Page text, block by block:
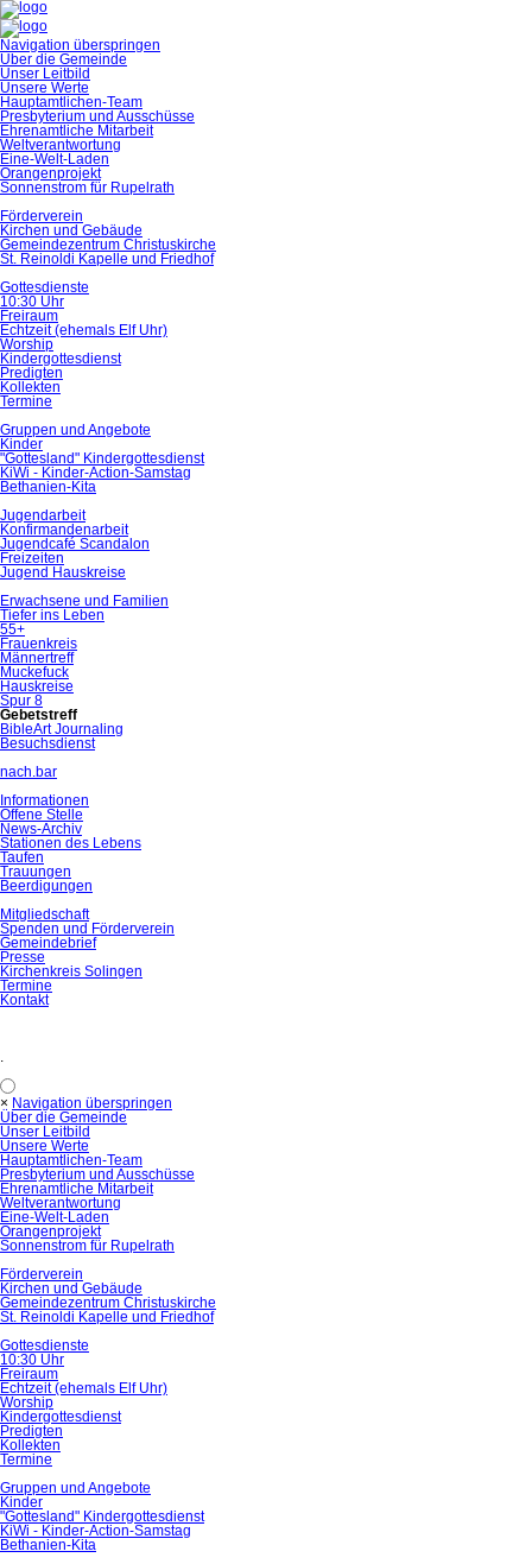
Navigation überspringen
Über die Gemeinde
Unser Leitbild
Unsere Werte
Hauptamtlichen-Team
Presbyterium und Ausschüsse
Ehrenamtliche Mitarbeit
Weltverantwortung
Eine-Welt-Laden
Orangenprojekt
Sonnenstrom für Rupelrath
Förderverein
Kirchen und Gebäude
Gemeindezentrum Christuskirche
St. Reinoldi Kapelle und Friedhof
Gottesdienste
10:30 Uhr
Freiraum
Echtzeit (ehemals Elf Uhr)
Worship
Kindergottesdienst
Predigten
Kollekten
Termine
Gruppen und Angebote
Kinder
"Gottesland" Kindergottesdienst
KiWi - Kinder-Action-Samstag
Bethanien-Kita
Jugendarbeit
Konfirmandenarbeit
Jugendcafé Scandalon
Freizeiten
Jugend Hauskreise
Erwachsene und Familien
Tiefer ins Leben
55+
Frauenkreis
Männertreff
Muckefuck
Hauskreise
Spur 8
Gebetstreff
BibleArt Journaling
Besuchsdienst
nach.bar
Informationen
Offene Stelle
News-Archiv
Stationen des Lebens
Taufen
Trauungen
Beerdigungen
Mitgliedschaft
Spenden und Förderverein
Gemeindebrief
Presse
Kirchenkreis Solingen
Termine
Kontakt
.
× Navigation überspringen
Über die Gemeinde
Unser Leitbild
Unsere Werte
Hauptamtlichen-Team
Presbyterium und Ausschüsse
Ehrenamtliche Mitarbeit
Weltverantwortung
Eine-Welt-Laden
Orangenprojekt
Sonnenstrom für Rupelrath
Förderverein
Kirchen und Gebäude
Gemeindezentrum Christuskirche
St. Reinoldi Kapelle und Friedhof
Gottesdienste
10:30 Uhr
Freiraum
Echtzeit (ehemals Elf Uhr)
Worship
Kindergottesdienst
Predigten
Kollekten
Termine
Gruppen und Angebote
Kinder
"Gottesland" Kindergottesdienst
KiWi - Kinder-Action-Samstag
Bethanien-Kita